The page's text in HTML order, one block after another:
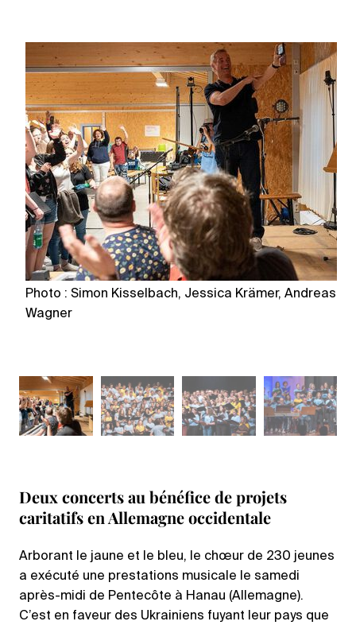
Photo : Simon Kisselbach, Jessica Krämer, Andreas
Wagner
Deux concerts au bénéfice de projets
caritatifs en Allemagne occidentale
Arborant le jaune et le bleu, le chœur de 230 jeunes
a exécuté une prestations musicale le samedi
après-midi de Pentecôte à Hanau (Allemagne).
C’est en faveur des Ukrainiens fuyant leur pays que